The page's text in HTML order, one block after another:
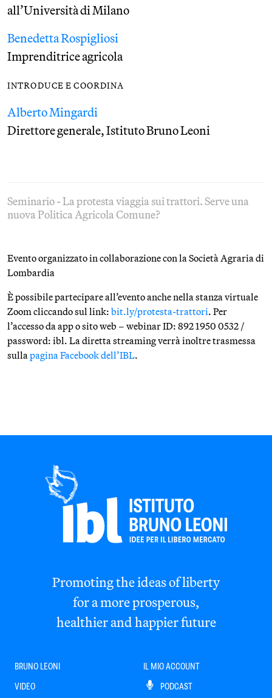
all’Università di Milano
Benedetta Rospigliosi
Imprenditrice agricola
INTRODUCE E COORDINA
Alberto Mingardi
Direttore generale, Istituto Bruno Leoni
Seminario - La protesta viaggia sui trattori. Serve una
nuova Politica Agricola Comune?
Evento organizzato in collaborazione con la Società Agraria di
Lombardia
È possibile partecipare all’evento anche nella stanza virtuale
Zoom cliccando sul link: bit.ly/protesta-trattori. Per
l’accesso da app o sito web – webinar ID: 892 1950 0532 /
password: ibl. La diretta streaming verrà inoltre trasmessa
sullapagina Facebook dell’IBL.
Promoting the ideas of liberty
for a more prosperous,
healthier and happier future
BRUNO LEONI
VIDEO
IL MIO ACCOUNT
PODCAST